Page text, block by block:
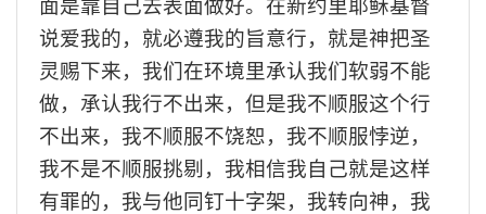
面是靠自己去表面做好。在新约里耶稣基督
说爱我的， 就必遵我的旨意行，就是神把圣
灵赐下来， 我们在环境里承认我们软弱不能
做，承认我行不出来，但是我不顺服这个行
不出来，我不顺服不饶恕，我不顺服悖逆，
我不是不顺服挑剔 ， 我相信我自己就是这样
有罪的，我与他同钉十字架，我转向神， 我